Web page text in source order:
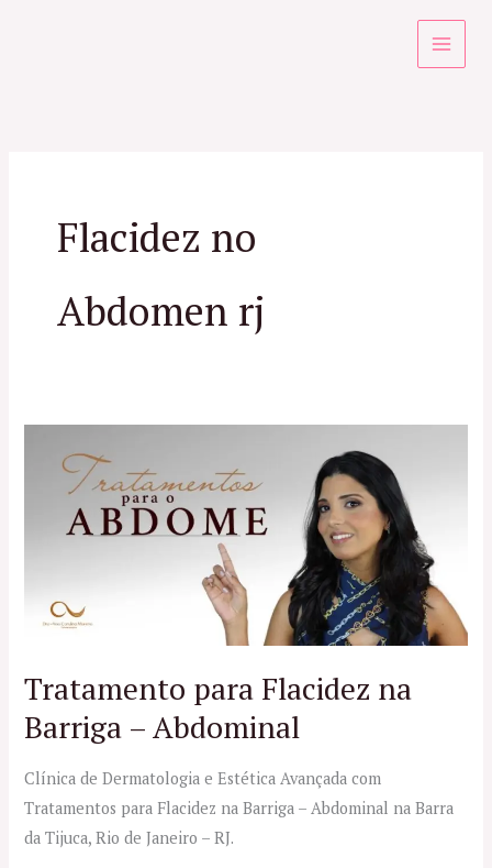
Flacidez no
Abdomen rj
Tratamento para Flacidez na
Barriga – Abdominal
Clínica de Dermatologia e Estética Avançada com
Tratamentos para Flacidez na Barriga – Abdominal na Barra
da Tijuca, Rio de Janeiro – RJ.
Flacidez
Abdominal